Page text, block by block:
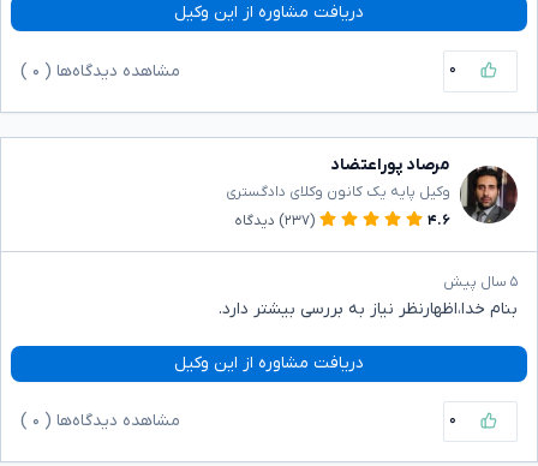
دریافت مشاوره از این وکیل
۰ مشاهده دیدگاه‌ها ( ۰
مرصاد پوراعتضاد
وکیل پایه یک کانون وکلای دادگستری
۴.۶
(۲۳۷) دیدگاه
۵ سال پیش
بنام خدا،اظهارنظر نیاز به بررسی بیشتر دارد.
دریافت مشاوره از این وکیل
۰ مشاهده دیدگاه‌ها ( ۰